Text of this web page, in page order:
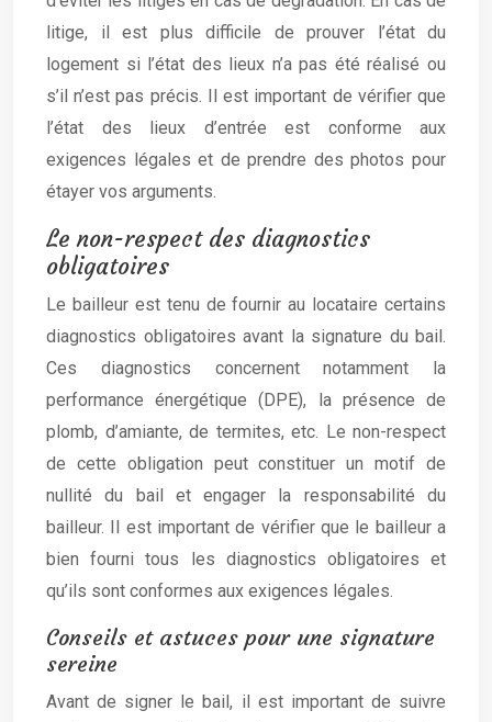
litige, il est plus difficile de prouver l’état du
logement si l’état des lieux n’a pas été réalisé ou
s’il n’est pas précis. Il est important de vérifier que
l’état des lieux d’entrée est conforme aux
exigences légales et de prendre des photos pour
étayer vos arguments.
Le non-respect des diagnostics
obligatoires
Le bailleur est tenu de fournir au locataire certains
diagnostics obligatoires avant la signature du bail.
Ces diagnostics concernent notamment la
performance énergétique (DPE), la présence de
plomb, d’amiante, de termites, etc. Le non-respect
de cette obligation peut constituer un motif de
nullité du bail et engager la responsabilité du
bailleur. Il est important de vérifier que le bailleur a
bien fourni tous les diagnostics obligatoires et
qu’ils sont conformes aux exigences légales.
Conseils et astuces pour une signature
sereine
Avant de signer le bail, il est important de suivre